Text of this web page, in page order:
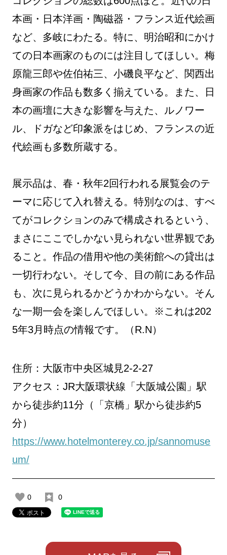
本画・日本洋画・陶磁器・フランス近代絵画
など、多岐にわたる。特に、明治昭和にかけ
ての日本画家のものには注目してほしい。梅
原龍三郎や佐伯祐三、小磯良平など、関西出
身画家の作品も数多く揃えている。また、日
本の画壇に大きな影響を与えた、ルノワー
ル、ドガなど印象派をはじめ、フランスの近
代絵画も多数所蔵する。
展示品は、春・秋年2回行われる展覧会のテ
ーマに応じて入れ替える。特別なのは、すべ
てがコレクションのみで構成されるという、
まさにここでしかない見られない世界観であ
ること。作品の借用や他の美術館への貸出は
一切行わない。そして今、目の前にある作品
も、次に見られるかどうかわからない。そん
な一期一会を楽しんでほしい。※これは202
5年3月時点の情報です。（R.N）
住所：大阪市中央区城見2-2-27
アクセス：JR大阪環状線「大阪城公園」駅
から徒歩約11分（「京橋」駅から徒歩約5
分）
https://www.hotelmonterey.co.jp/sannomuse
um/
0 0